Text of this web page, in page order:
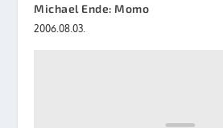
Michael Ende: Momo
2006.08.03.